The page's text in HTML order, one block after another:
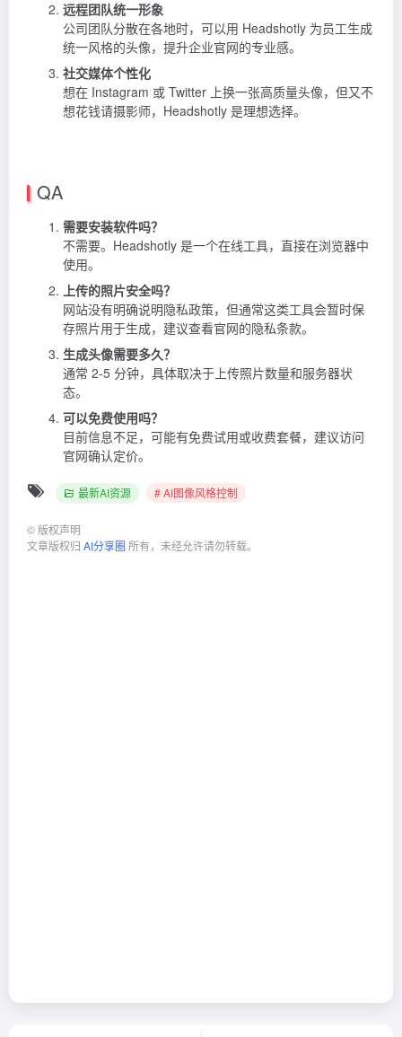
远程团队统一形象
公司团队分散在各地时，可以用 Headshotly 为员工生成
统一风格的头像，提升企业官网的专业感。
社交媒体个性化
想在 Instagram 或 Twitter 上换一张高质量头像，但又不
想花钱请摄影师，Headshotly 是理想选择。
QA
需要安装软件吗？
不需要。Headshotly 是一个在线工具，直接在浏览器中
使用。
上传的照片安全吗？
网站没有明确说明隐私政策，但通常这类工具会暂时保
存照片用于生成，建议查看官网的隐私条款。
生成头像需要多久？
通常 2-5 分钟，具体取决于上传照片数量和服务器状
态。
可以免费使用吗？
目前信息不足，可能有免费试用或收费套餐，建议访问
官网确认定价。
最新AI资源 # AI图像风格控制
© 版权声明
文章版权归 AI分享圈 所有，未经允许请勿转载。